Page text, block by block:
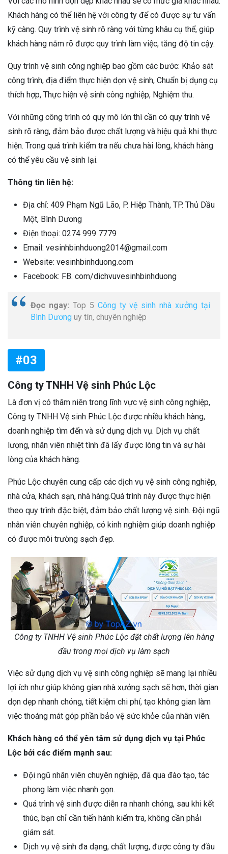
Khách hàng có thể liên hệ với công ty để có được sự tư vấn
kỹ càng. Quy trình vệ sinh rõ ràng với từng khâu cụ thể, giúp
khách hàng nắm rõ được quy trình làm việc, tăng độ tin cậy.
Quy trình vệ sinh công nghiệp bao gồm các bước: Khảo sát
công trình, địa điểm thực hiện dọn vệ sinh, Chuẩn bị dụng cụ
thích hợp, Thực hiện vệ sinh công nghiệp, Nghiệm thu.
Với những công trình có quy mô lớn thì cần có quy trình vệ
sinh rõ ràng, đảm bảo được chất lượng và hiệu quả khi thực
hiện. Trong quá trình kiểm tra nếu chưa hài lòng, khách hàng
có thể yêu cầu vệ sinh lại.
Thông tin liên hệ:
Địa chỉ: 409 Phạm Ngũ Lão, P. Hiệp Thành, TP. Thủ Dầu
Một, Bình Dương
Điện thoại: 0274 999 7779
Email: vesinhbinhduong2014@gmail.com
Website: vesinhbinhduong.com
Facebook: FB. com/dichvuvesinhbinhduong
Đọc ngay: Top 5 Công ty vệ sinh nhà xưởng tại
Bình Dương uy tín, chuyên nghiệp
#03
Công ty TNHH Vệ sinh Phúc Lộc
Là đơn vị có thâm niên trong lĩnh vực vệ sinh công nghiệp,
Công ty TNHH Vệ sinh Phúc Lộc được nhiều khách hàng,
doanh nghiệp tìm đến và sử dụng dịch vụ. Dịch vụ chất
lượng, nhân viên nhiệt tình đã lấy được lòng tin và sự hài
lòng của khách hàng.
Phúc Lộc chuyên cung cấp các dịch vụ vệ sinh công nghiệp,
nhà cửa, khách sạn, nhà hàng.Quá trình này được thực hiện
theo quy trình đặc biệt, đảm bảo chất lượng vệ sinh. Đội ngũ
nhân viên chuyên nghiệp, có kinh nghiệm giúp doanh nghiệp
có được môi trường sạch đẹp.
Công ty TNHH Vệ sinh Phúc Lộc đặt chất lượng lên hàng
đầu trong mọi dịch vụ làm sạch
Việc sử dụng dịch vụ vệ sinh công nghiệp sẽ mang lại nhiều
lợi ích như giúp không gian nhà xưởng sạch sẽ hơn, thời gian
dọn dẹp nhanh chóng, tiết kiệm chi phí, tạo không gian làm
việc thoáng mát góp phần bảo vệ sức khỏe của nhân viên.
Khách hàng có thể yên tâm sử dụng dịch vụ tại Phúc
Lộc bởi các điểm mạnh sau:
Đội ngũ nhân viên chuyên nghiệp, đã qua đào tạo, tác
phong làm việc nhanh gọn.
Quá trình vệ sinh được diễn ra nhanh chóng, sau khi kết
thúc, bạn chỉ cần tiến hành kiểm tra, không cần phải
giám sát.
Dịch vụ vệ sinh đa dạng, chất lượng, được công ty đầu